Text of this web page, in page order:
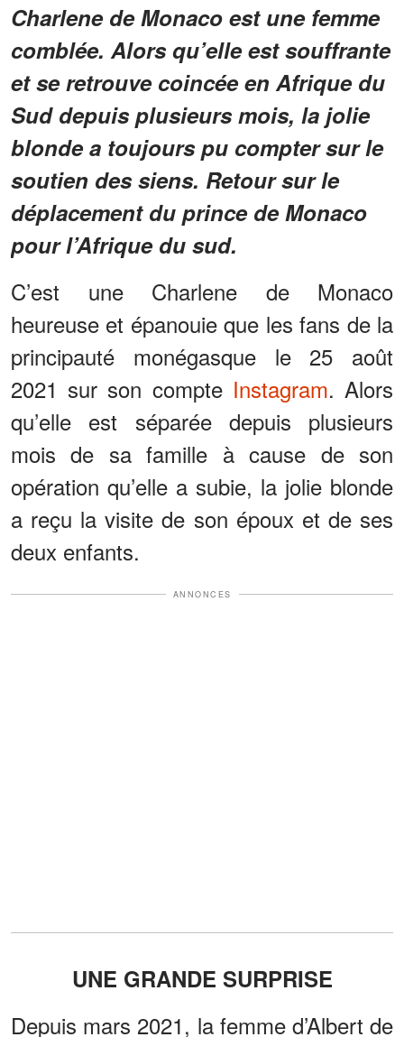
Charlene de Monaco est une femme
comblée. Alors qu’elle est souffrante
et se retrouve coincée en Afrique du
Sud depuis plusieurs mois, la jolie
blonde a toujours pu compter sur le
soutien des siens. Retour sur le
déplacement du prince de Monaco
pour l’Afrique du sud.
C’est une Charlene de Monaco
heureuse et épanouie que les fans de la
principauté monégasque le 25 août
2021 sur son compte Instagram. Alors
qu’elle est séparée depuis plusieurs
mois de sa famille à cause de son
opération qu’elle a subie, la jolie blonde
a reçu la visite de son époux et de ses
deux enfants.
ANNONCES
UNE GRANDE SURPRISE
Depuis mars 2021, la femme d’Albert de